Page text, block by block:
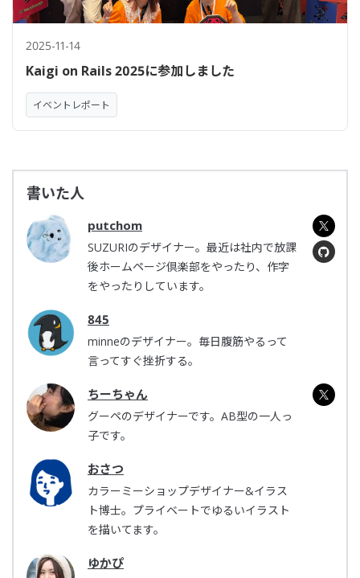
2025-11-14
Kaigi on Rails 2025に参加しました
イベントレポート
書いた人
putchom
SUZURIのデザイナー。最近は社内で放課
後ホームページ倶楽部をやったり、作字
をやったりしています。
845
minneのデザイナー。毎日腹筋やるって
言ってすぐ挫折する。
ちーちゃん
グーペのデザイナーです。AB型の一人っ
子です。
おさつ
カラーミーショップデザイナー&イラス
ト博士。プライベートでゆるいイラスト
を描いてます。
ゆかぴ